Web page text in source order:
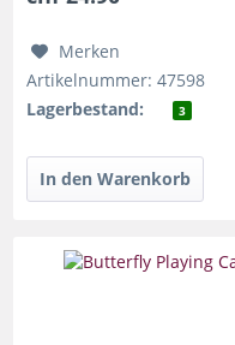
Merken
Artikelnummer: 47598
Lagerbestand:
3